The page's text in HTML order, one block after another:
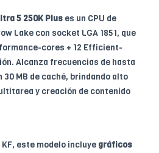
5 250K Plus es un CPU de
Lake con socket LGA 1851, que
cores + 12 Efficient-
Alcanza frecuencias de hasta
30 MB de caché, brindando alto
y creación de contenido
este modelo incluye gráficos